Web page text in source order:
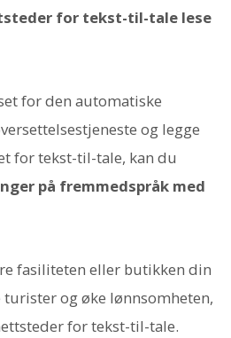
for tekst-til-tale lese
for den automatiske
og legge
for tekst-til-tale, kan du
på fremmedspråk med
fasiliteten eller butikken din
og øke lønnsomheten,
for tekst-til-tale.